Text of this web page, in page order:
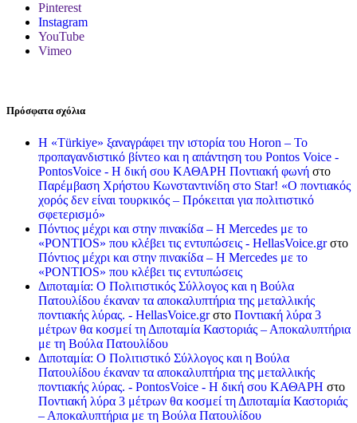
Pinterest
Instagram
YouTube
Vimeo
Πρόσφατα σχόλια
Η «Türkiye» ξαναγράφει την ιστορία του Horon – Το
προπαγανδιστικό βίντεο και η απάντηση του Pontos Voice -
PontosVoice - H δική σου ΚΑΘΑΡΗ Ποντιακή φωνή στο
Παρέμβαση Χρήστου Κωνσταντινίδη στο Star! «Ο ποντιακός
χορός δεν είναι τουρκικός – Πρόκειται για πολιτιστικό
σφετερισμό»
Πόντιος μέχρι και στην πινακίδα – Η Mercedes με το
«PONTIOS» που κλέβει τις εντυπώσεις - HellasVoice.grστο
Πόντιος μέχρι και στην πινακίδα – Η Mercedes με το
«PONTIOS» που κλέβει τις εντυπώσεις
Διποταμία: Ο Πολιτιστικός Σύλλογος και η Βούλα
Πατουλίδου έκαναν τα αποκαλυπτήρια της μεταλλικής
ποντιακής λύρας. - HellasVoice.grστο Ποντιακή λύρα 3
μέτρων θα κοσμεί τη Διποταμία Καστοριάς – Αποκαλυπτήρια
με τη Βούλα Πατουλίδου
Διποταμία: Ο Πολιτιστικό Σύλλογος και η Βούλα
Πατουλίδου έκαναν τα αποκαλυπτήρια της μεταλλικής
ποντιακής λύρας. - PontosVoice - H δική σου ΚΑΘΑΡΗ στο
Ποντιακή λύρα 3 μέτρων θα κοσμεί τη Διποταμία Καστοριάς
– Αποκαλυπτήρια με τη Βούλα Πατουλίδου